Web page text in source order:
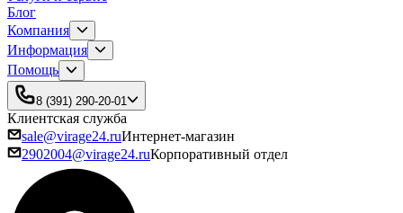
Блог
Компания
Информация
Помощь
8 (391) 290-20-01
Клиентская служба
sale@virage24.ruИнтернет-магазин
2902004@virage24.ruКорпоративный отдел